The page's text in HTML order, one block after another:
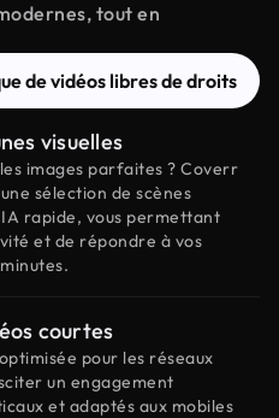
tout en
de vidéos libres de droits
visuelles
images parfaites ? Coverr
sélection de scènes
rapide, vous permettant
et de répondre à vos
courtes
pour les réseaux
un engagement
et adaptés aux mobiles